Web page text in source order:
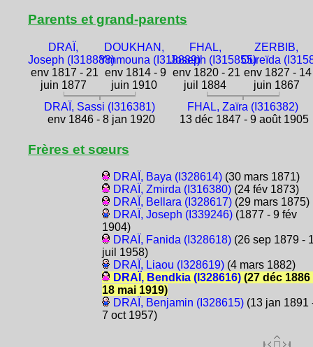
Parents et grand-parents
DRAÏ,
Joseph (I318888)
env 1817 - 21
juin 1877
DOUKHAN,
Ymmouna (I318889)
env 1814 - 9
juin 1910
FHAL,
Joseph (I315855)
env 1820 - 21
juil 1884
ZERBIB,
Oureïda
env 1827 - 14
juin 1867
DRAÏ, Sassi (I316381)
env 1846 - 8 jan 1920
FHAL, Zaïra (I316382)
13 déc 1847 - 9 août 1905
Frères et sœurs
DRAÏ, Baya (I328614)(30 mars 1871)
DRAÏ, Zmirda (I316380)(24 fév 1873)
DRAÏ, Bellara (I328617)(29 mars 1875)
DRAÏ, Joseph (I339246)(1877 - 9 fév
1904)
DRAÏ, Fanida (I328618)(26 sep 1879 -
juil 1958)
DRAÏ, Liaou (I328619)(4 mars 1882)
DRAÏ, Bendkia (I328616)(27 déc 1886
18 mai 1919)
DRAÏ, Benjamin (I328615)(13 jan 1891
7 oct 1957)